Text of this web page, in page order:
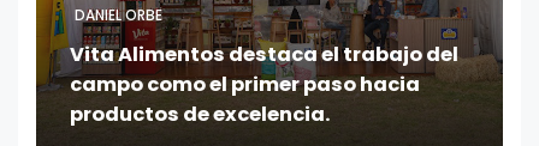
DANIEL ORBE
Vita Alimentos destaca el trabajo del
campo como el primer paso hacia
productos de excelencia.